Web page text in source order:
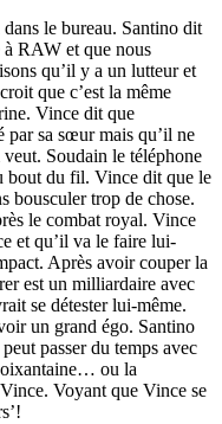
le bureau. Santino dit
RAW et que nous
qu’il y a un lutteur et
que c’est la même
Vince dit que
par sa sœur mais qu’il ne
Soudain le téléphone
bout du fil. Vince dit que le
bousculer trop de chose.
le combat royal. Vince
et qu’il va le faire lui-
Après avoir couper la
est un milliardaire avec
se détester lui-même.
un grand égo. Santino
passer du temps avec
ou la
Voyant que Vince se